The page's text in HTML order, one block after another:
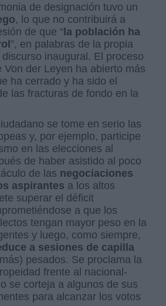
de designación tuvo un
, lo que no contribuirá a
de que “la población ha
”, en palabras de la propia
inaugural. El proceso
Von der Leyen ha abierto más
ha cerrado y ha sido el
las fracturas de fondo en la
se tome en serio las
y, por ejemplo, participe
en las elecciones al
de haber asistido al poco
de las negociaciones
aspirantes a los altos
superar el déficit
a que los
tengan mayor peso en la
y luego, como siempre,
a sesiones de capilla
pesados. Se proclama la
frente al nacional-
se corteja a algunos de sus
para alcanzar los votos